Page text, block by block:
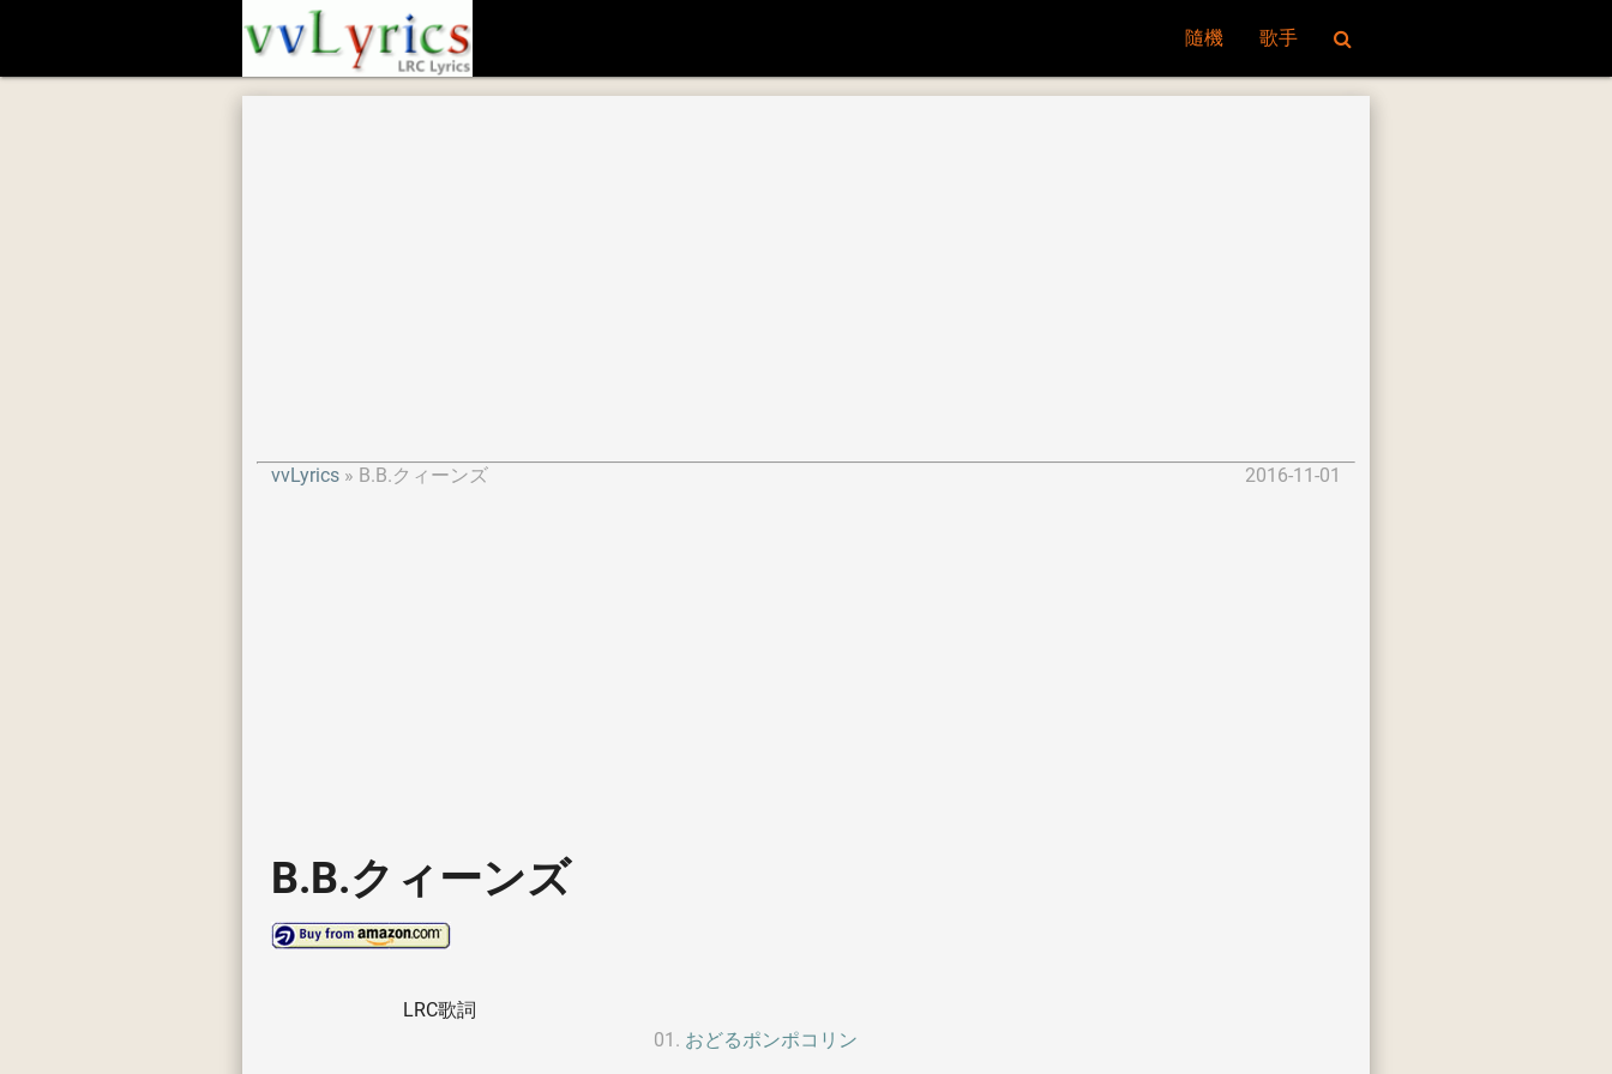
隨機 歌手
vvLyrics B.B.クィーンズ 2016-11-01
B.B.クィーンズ
LRC歌詞
おどるポンポコリン